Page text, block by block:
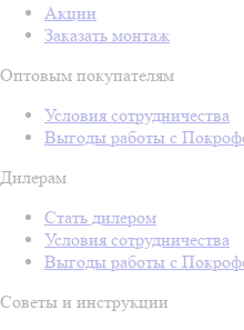
Акции
Заказать монтаж
Оптовым покупателям
Условия сотрудничества
Выгоды работы с
Дилерам
Стать дилером
Условия сотрудничества
Выгоды работы с
Советы и инструкции